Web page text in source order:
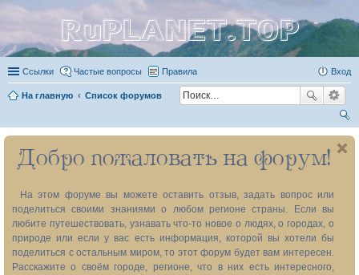
RuPLANET.TOP
Ссылки Частые вопросы Правила Вход
На главную Список форумов
ои
ск
Добро пожаловать на форум!
На этом форуме вы можете оставить отзыв, задать вопрос или
поделиться своими знаниями о любом регионе страны. Если вы
любите путешествовать, узнавать что-то новое о людях, о городах, о
природе или если у вас есть информация, которой вы хотели бы
поделиться с остальным миром, то этот форум будет вам интересен.
Расскажите о своём городе, регионе, что в них есть интересного,